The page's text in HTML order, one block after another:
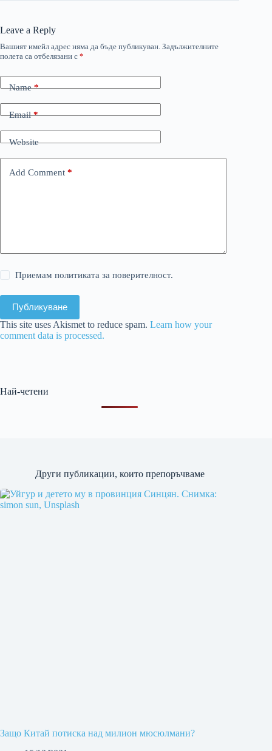
Leave a Reply
Вашият имейл адрес няма да бъде публикуван. Задължителните
полета са отбелязани с *
Name*
Email*
Website
Add Comment *
Приемам политиката за поверителност.
Публикуване
This site uses Akismet to reduce spam. Learn how your
comment data is processed.
Най-четени
Други публикации, които препоръчваме
Защо Китай потиска над милион мюсюлмани?